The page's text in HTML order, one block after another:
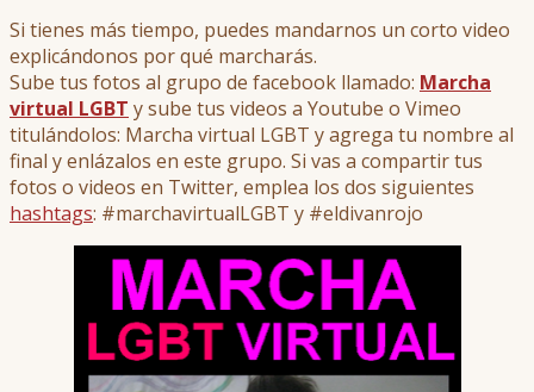
Si tienes más tiempo, puedes mandarnos un corto video
explicándonos por qué marcharás.
Sube tus fotos al grupo de facebook llamado: Marcha
virtual LGBT y sube tus videos a Youtube o Vimeo
titulándolos: Marcha virtual LGBT y agrega tu nombre al
final y enlázalos en este grupo. Si vas a compartir tus
fotos o videos en Twitter, emplea los dos siguientes
hashtags: #marchavirtualLGBT y #eldivanrojo